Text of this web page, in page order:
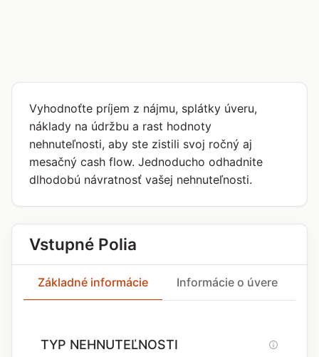
Vyhodnoťte príjem z nájmu, splátky úveru,
náklady na údržbu a rast hodnoty
nehnuteľnosti, aby ste zistili svoj ročný aj
mesačný cash flow. Jednoducho odhadnite
dlhodobú návratnosť vašej nehnuteľnosti.
Vstupné Polia
Základné informácie Informácie o úvere
TYP NEHNUTEĽNOSTI